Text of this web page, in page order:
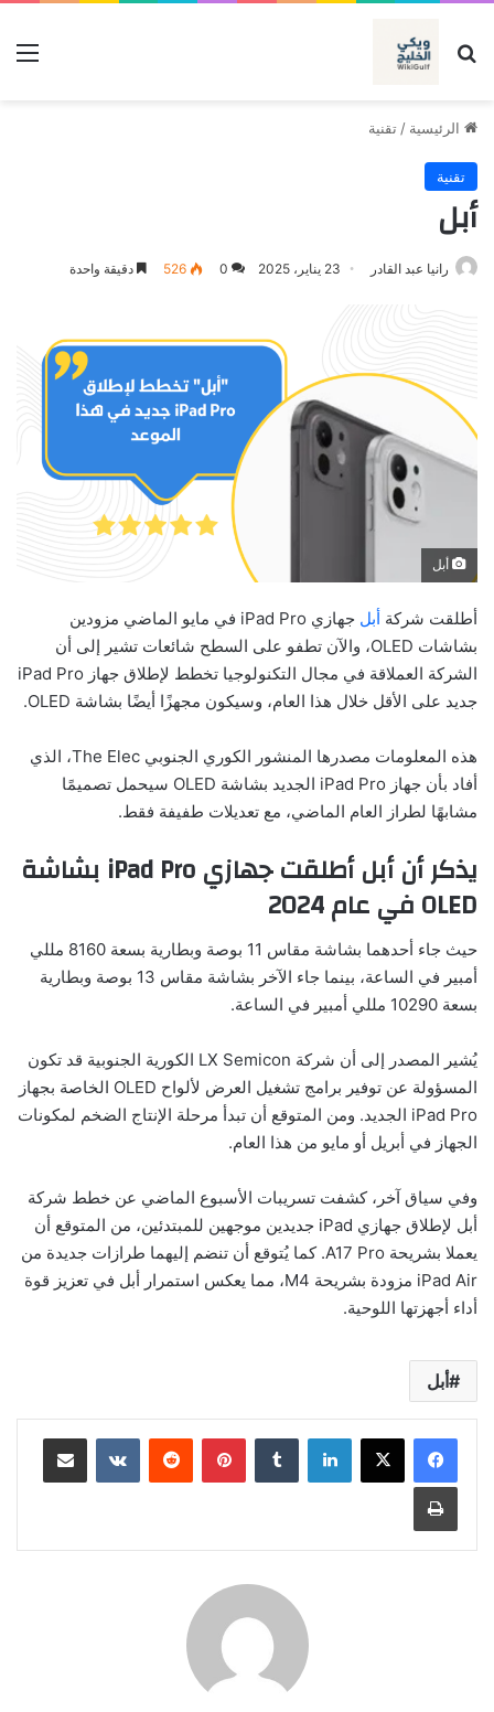
بحث عن
الرئيسية / تقنية
تقنية
أبل
رانيا عبد القادر 23 يناير، 2025 0
526 دقيقة واحدة
أبل
أطلقت شركة أبل
جهازي iPad Pro في مايو الماضي مزودين
بشاشات OLED، والآن تطفو على السطح شائعات تشير إلى أن
الشركة العملاقة في مجال التكنولوجيا تخطط لإطلاق جهاز iPad Pro
جديد على الأقل خلال هذا العام، وسيكون مجهزًا أيضًا بشاشة OLED.
هذه المعلومات مصدرها المنشور الكوري الجنوبي The Elec، الذي
أفاد بأن جهاز iPad Pro الجديد بشاشة OLED سيحمل تصميمًا
مشابهًا لطراز العام الماضي، مع تعديلات طفيفة فقط.
يذكر أن أبل أطلقت جهازي iPad Pro بشاشة
OLED في عام 2024
حيث جاء أحدهما بشاشة مقاس 11 بوصة وبطارية بسعة 8160 مللي
أمبير في الساعة، بينما جاء الآخر بشاشة مقاس 13 بوصة وبطارية
بسعة 10290 مللي أمبير في الساعة.
يُشير المصدر إلى أن شركة LX Semicon الكورية الجنوبية قد تكون
المسؤولة عن توفير برامج تشغيل العرض لألواح OLED الخاصة بجهاز
iPad Pro الجديد. ومن المتوقع أن تبدأ مرحلة الإنتاج الضخم لمكونات
الجهاز في أبريل أو مايو من هذا العام.
وفي سياق آخر، كشفت تسريبات الأسبوع الماضي عن خطط شركة
أبل لإطلاق جهازي iPad جديدين موجهين للمبتدئين، من المتوقع أن
يعملا بشريحة A17 Pro. كما يُتوقع أن تنضم إليهما طرازات جديدة من
iPad Air مزودة بشريحة M4، مما يعكس استمرار أبل في تعزيز قوة
أداء أجهزتها اللوحية.
أبل
لينكدإن بينتيريست مشاركة عبر البريد
طباعة